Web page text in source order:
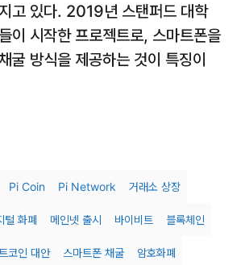
고 있다. 2019년 스탠퍼드 대학
이 시작한 프로젝트로, 스마트폰을
굴 방식을 제공하는 것이 특징이
Pi Coin Pi Network 거래소 상장
털 화폐 메인넷 출시 바이비트 블록체인
코인 대안 스마트폰 채굴 암호화폐